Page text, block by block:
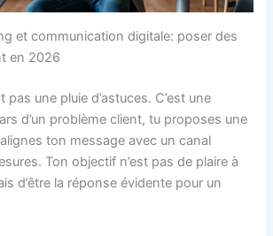
et communication digitale: poser des
en 2026
pas une pluie d’astuces. C’est une
d’un problème client, tu proposes une
ton message avec un canal
Ton objectif n’est pas de plaire à
d’être la réponse évidente pour un